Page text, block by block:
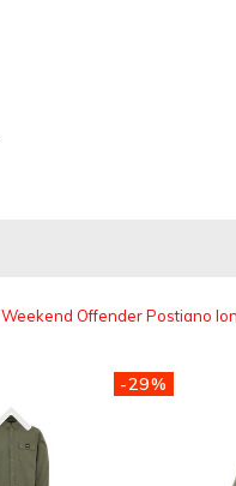
Weekend Offender Postiano
-29%